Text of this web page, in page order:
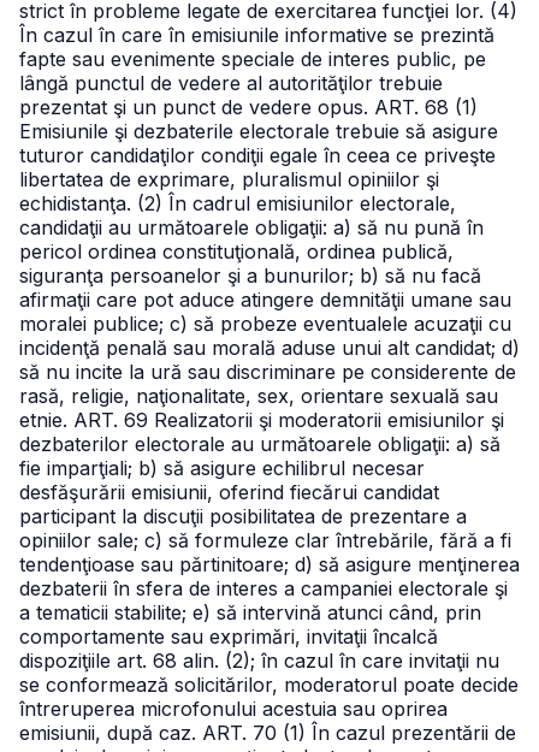
strict în probleme legate de exercitarea funcţiei lor. (4)
În cazul în care în emisiunile informative se prezintă
fapte sau evenimente speciale de interes public, pe
lângă punctul de vedere al autorităţilor trebuie
prezentat şi un punct de vedere opus. ART. 68 (1)
Emisiunile şi dezbaterile electorale trebuie să asigure
tuturor candidaţilor condiţii egale în ceea ce priveşte
libertatea de exprimare, pluralismul opiniilor şi
echidistanţa. (2) În cadrul emisiunilor electorale,
candidaţii au următoarele obligaţii: a) să nu pună în
pericol ordinea constituţională, ordinea publică,
siguranţa persoanelor şi a bunurilor; b) să nu facă
afirmaţii care pot aduce atingere demnităţii umane sau
moralei publice; c) să probeze eventualele acuzaţii cu
incidenţă penală sau morală aduse unui alt candidat; d)
să nu incite la ură sau discriminare pe considerente de
rasă, religie, naţionalitate, sex, orientare sexuală sau
etnie. ART. 69 Realizatorii şi moderatorii emisiunilor şi
dezbaterilor electorale au următoarele obligaţii: a) să
fie imparţiali; b) să asigure echilibrul necesar
desfăşurării emisiunii, oferind fiecărui candidat
participant la discuţii posibilitatea de prezentare a
opiniilor sale; c) să formuleze clar întrebările, fără a fi
tendenţioase sau părtinitoare; d) să asigure menţinerea
dezbaterii în sfera de interes a campaniei electorale şi
a tematicii stabilite; e) să intervină atunci când, prin
comportamente sau exprimări, invitaţii încalcă
dispoziţiile art. 68 alin. (2); în cazul în care invitaţii nu
se conformează solicitărilor, moderatorul poate decide
întreruperea microfonului acestuia sau oprirea
emisiunii, după caz. ART. 70 (1) În cazul prezentării de